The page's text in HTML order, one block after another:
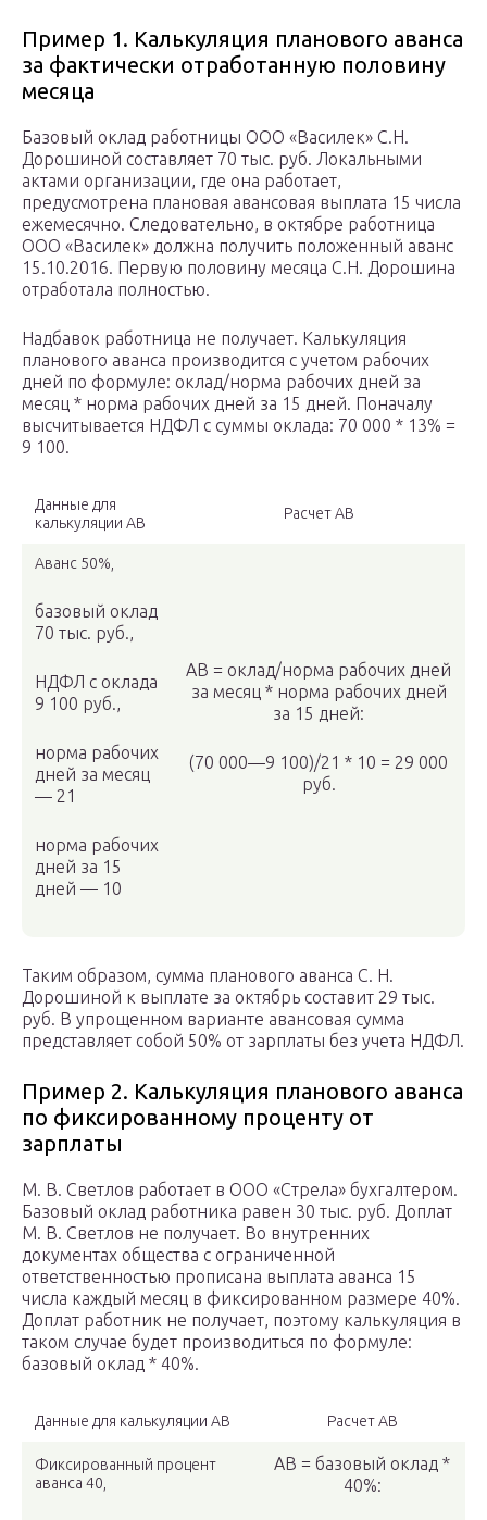
Пример 1. Калькуляция планового аванса
за фактически отработанную половину
месяца
Базовый оклад работницы ООО «Василек» С.Н.
Дорошиной составляет 70 тыс. руб. Локальными
актами организации, где она работает,
предусмотрена плановая авансовая выплата 15 числа
ежемесячно. Следовательно, в октябре работница
ООО «Василек» должна получить положенный аванс
15.10.2016. Первую половину месяца С.Н. Дорошина
отработала полностью.
Надбавок работница не получает. Калькуляция
планового аванса производится с учетом рабочих
дней по формуле: оклад/норма рабочих дней за
месяц * норма рабочих дней за 15 дней. Поначалу
высчитывается НДФЛ с суммы оклада: 70 000 * 13% =
9 100.
Данные для
калькуляции АВ
Расчет АВ
Аванс 50%,
базовый оклад
70 тыс. руб.,
НДФЛ с оклада
9 100 руб.,
норма рабочих
дней за месяц
— 21
норма рабочих
дней за 15
дней — 10
АВ = оклад/норма рабочих дней
за месяц * норма рабочих дней
за 15 дней:
(70 000—9 100)/21 * 10 = 29 000
руб.
Таким образом, сумма планового аванса С. Н.
Дорошиной к выплате за октябрь составит 29 тыс.
руб. В упрощенном варианте авансовая сумма
представляет собой 50% от зарплаты без учета НДФЛ.
Пример 2. Калькуляция планового аванса
по фиксированному проценту от
зарплаты
М. В. Светлов работает в ООО «Стрела» бухгалтером.
Базовый оклад работника равен 30 тыс. руб. Доплат
М. В. Светлов не получает. Во внутренних
документах общества с ограниченной
ответственностью прописана выплата аванса 15
числа каждый месяц в фиксированном размере 40%.
Доплат работник не получает, поэтому калькуляция в
таком случае будет производиться по формуле:
базовый оклад * 40%.
Данные для калькуляции АВ Расчет АВ
Фиксированный процент
аванса 40,
АВ = базовый оклад *
40%: